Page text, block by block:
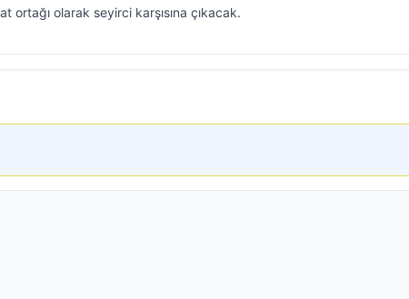
ortağı olarak seyirci karşısına çıkacak.